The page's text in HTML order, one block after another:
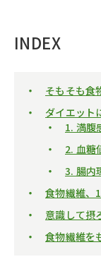
INDEX
そもそも食
ダイエット
1. 満腹
2. 血糖
3. 腸内
食物繊維、
意識して摂
食物繊維を